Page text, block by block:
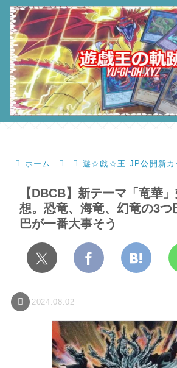
ホーム 遊☆戯☆王.JP公開新カ
【DBCB】新テーマ「竜華
想。恐竜、海竜、幻竜の3つ
巴が一番大事そう
2024.08.02